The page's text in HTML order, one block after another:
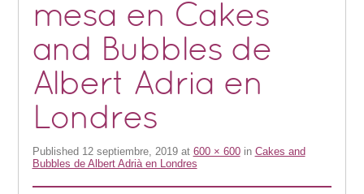
mesa en Cakes
and Bubbles de
Albert Adria en
Londres
Published 12 septiembre, 2019at 600 × 600in Cakes and
Bubbles de Albert Adrià en Londres